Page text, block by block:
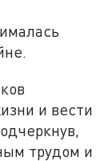
и вести
трудом и